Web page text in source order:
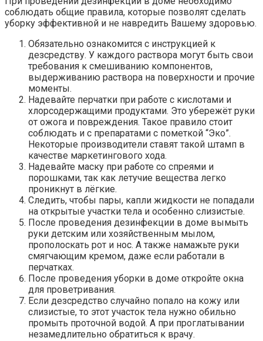
соблюдать общие правила, которые позволят сделать
уборку эффективной и не навредить Вашему здоровью.
Обязательно ознакомится с инструкцией к
дезсредству. У каждого раствора могут быть свои
требования к смешиванию компонентов,
выдерживанию раствора на поверхности и прочие
моменты.
Надевайте перчатки при работе с кислотами и
хлорсодержащими продуктами. Это убережёт руки
от ожога и повреждения. Такое правило стоит
соблюдать и с препаратами с пометкой “Эко”.
Некоторые производители ставят такой штамп в
качестве маркетингового хода.
Надевайте маску при работе со спреями и
порошками, так как летучие вещества легко
проникнут в лёгкие.
Следить, чтобы пары, капли жидкости не попадали
на открытые участки тела и особенно слизистые.
После проведения дезинфекции в доме вымыть
руки детским или хозяйственным мылом,
прополоскать рот и нос. А также намажьте руки
смягчающим кремом, даже если работали в
перчатках.
После проведения уборки в доме откройте окна
для проветривания.
Если дезсредство случайно попало на кожу или
слизистые, то этот участок тела нужно обильно
промыть проточной водой. А при проглатывании
незамедлительно обратиться к врачу.